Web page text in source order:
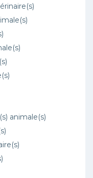
animale(s)